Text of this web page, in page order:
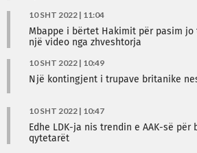
10 SHT 2022 | 11:04
Mbappe i bërtet Hakimit për pasim
një video nga zhveshtorja
10 SHT 2022 | 10:49
Një kontingjent i trupave britanike
10 SHT 2022 | 10:47
Edhe LDK-ja nis trendin e AAK-së për
qytetarët